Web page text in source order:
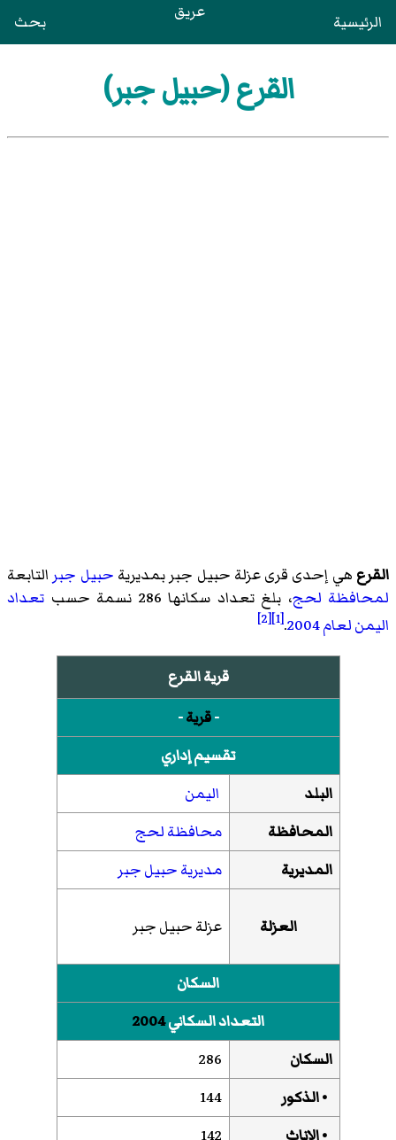
الرئيسية عريق بحث
القرع (حبيل جبر)
القرع هي إحدى قرىعزلة حبيل جبر بمديرية حبيل جبر التابعة
لمحافظة لحج، بلغ تعداد سكانها 286 نسمة حسب
تعداد
اليمن لعام 2004
.
[1]
[2]
قرية القرع
-قرية-
تقسيم إداري
البلد
اليمن
المحافظة
محافظة لحج
المديرية
مديرية حبيل جبر
العزلة عزلة حبيل جبر
السكان
التعداد السكاني2004
السكان
286
• الذكور
144
• الإناث
142